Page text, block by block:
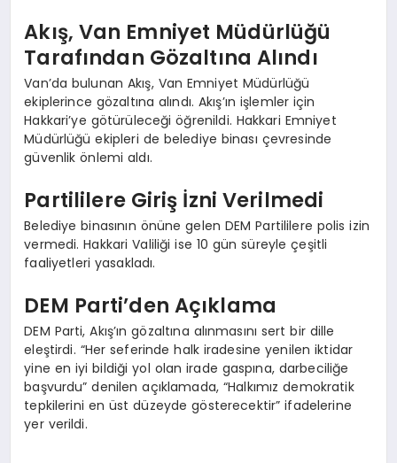
Akış, Van Emniyet Müdürlüğü
Tarafından Gözaltına Alındı
Van’da bulunan Akış, Van Emniyet Müdürlüğü
ekiplerince gözaltına alındı. Akış’ın işlemler için
Hakkari’ye götürüleceği öğrenildi. Hakkari Emniyet
Müdürlüğü ekipleri de belediye binası çevresinde
güvenlik önlemi aldı.
Partililere Giriş İzni Verilmedi
Belediye binasının önüne gelen DEM Partililere polis izin
vermedi. Hakkari Valiliği ise 10 gün süreyle çeşitli
faaliyetleri yasakladı.
DEM Parti’den Açıklama
DEM Parti, Akış’ın gözaltına alınmasını sert bir dille
eleştirdi. “Her seferinde halk iradesine yenilen iktidar
yine en iyi bildiği yol olan irade gaspına, darbeciliğe
başvurdu” denilen açıklamada, “Halkımız demokratik
tepkilerini en üst düzeyde gösterecektir” ifadelerine
yer verildi.